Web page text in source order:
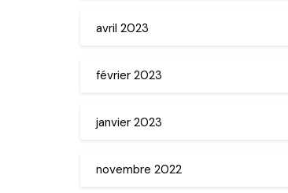
avril 2023
février 2023
janvier 2023
novembre 2022